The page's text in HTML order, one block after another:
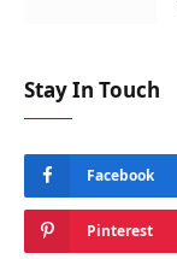
Stay In Touch
Facebook
Pinterest